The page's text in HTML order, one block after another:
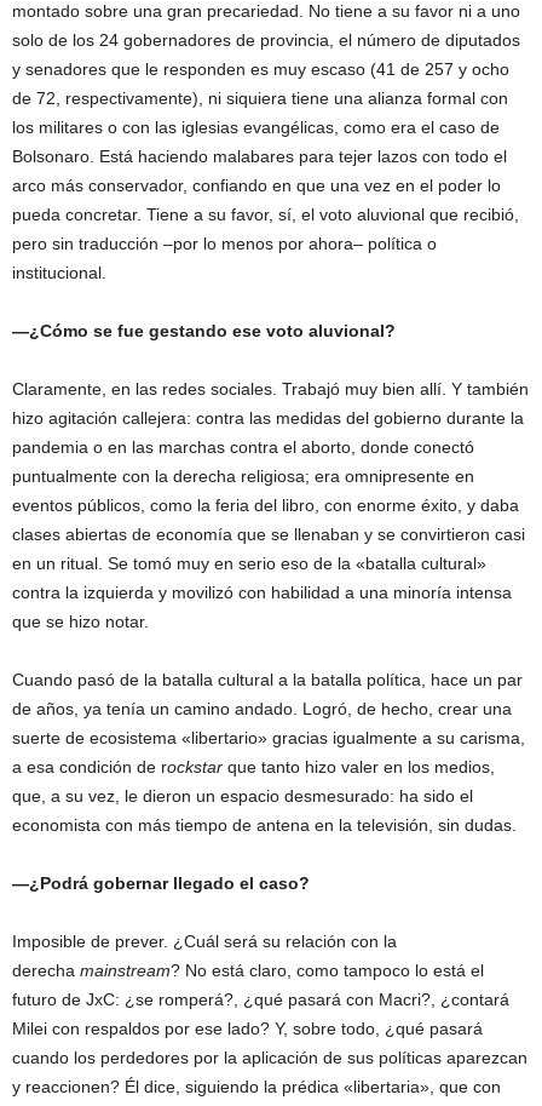
montado sobre una gran precariedad. No tiene a su favor ni a uno
solo de los 24 gobernadores de provincia, el número de diputados
y senadores que le responden es muy escaso (41 de 257 y ocho
de 72, respectivamente), ni siquiera tiene una alianza formal con
los militares o con las iglesias evangélicas, como era el caso de
Bolsonaro. Está haciendo malabares para tejer lazos con todo el
arco más conservador, confiando en que una vez en el poder lo
pueda concretar. Tiene a su favor, sí, el voto aluvional que recibió,
pero sin traducción –por lo menos por ahora– política o
institucional.
—¿Cómo se fue gestando ese voto aluvional?
Claramente, en las redes sociales. Trabajó muy bien allí. Y también
hizo agitación callejera: contra las medidas del gobierno durante la
pandemia o en las marchas contra el aborto, donde conectó
puntualmente con la derecha religiosa; era omnipresente en
eventos públicos, como la feria del libro, con enorme éxito, y daba
clases abiertas de economía que se llenaban y se convirtieron casi
en un ritual. Se tomó muy en serio eso de la «batalla cultural»
contra la izquierda y movilizó con habilidad a una minoría intensa
que se hizo notar.
Cuando pasó de la batalla cultural a la batalla política, hace un par
de años, ya tenía un camino andado. Logró, de hecho, crear una
suerte de ecosistema «libertario» gracias igualmente a su carisma,
a esa condición de rockstar que tanto hizo valer en los medios,
que, a su vez, le dieron un espacio desmesurado: ha sido el
economista con más tiempo de antena en la televisión, sin dudas.
—¿Podrá gobernar llegado el caso?
Imposible de prever. ¿Cuál será su relación con la
derecha mainstream? No está claro, como tampoco lo está el
futuro de JxC: ¿se romperá?, ¿qué pasará con Macri?, ¿contará
Milei con respaldos por ese lado? Y, sobre todo, ¿qué pasará
cuando los perdedores por la aplicación de sus políticas aparezcan
y reaccionen? Él dice, siguiendo la prédica «libertaria», que con